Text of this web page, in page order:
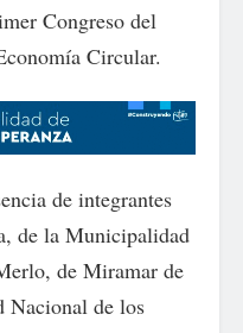
Congreso del
Circular.
de integrantes
de la Municipalidad
de Miramar de
Nacional de los